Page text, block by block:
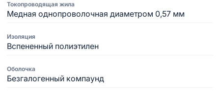
Токопроводящая жила
Медная однопроволочная диаметром 0,57 мм
Изоляция
Вспененный полиэтилен
Оболочка
Безгалогенный компаунд